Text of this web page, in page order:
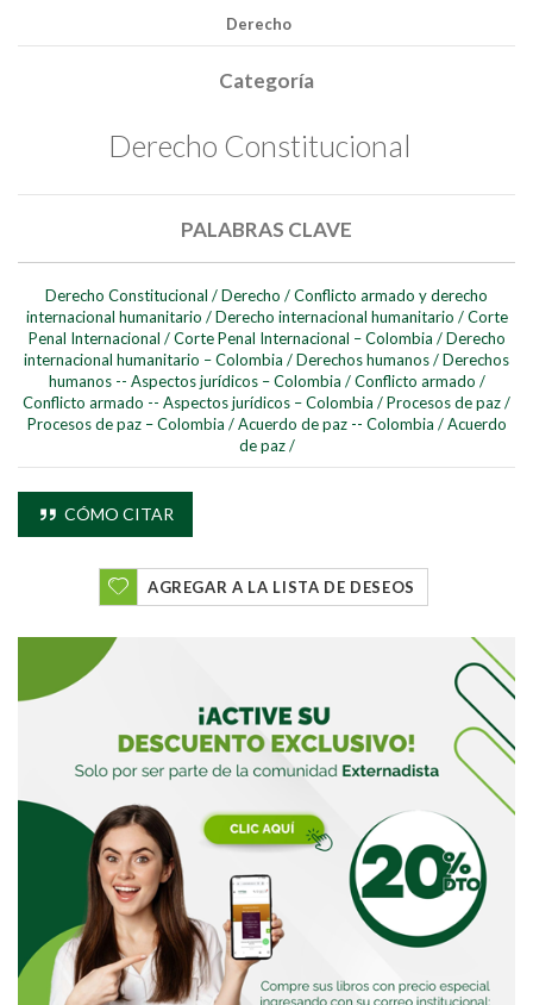
Buscar
Derecho
Categoría
Derecho Constitucional
PALABRAS CLAVE
Derecho Constitucional /Derecho /Conflicto armado y derecho
internacional humanitario / Derecho internacional humanitario / Corte
Penal Internacional / Corte Penal Internacional – Colombia / Derecho
internacional humanitario – Colombia /Derechos humanos/Derechos
humanos -- Aspectos jurídicos – Colombia / Conflicto armado /
Conflicto armado -- Aspectos jurídicos – Colombia /Procesos de paz/
Procesos de paz – Colombia / Acuerdo de paz -- Colombia / Acuerdo
de paz /
CÓMO CITAR
AGREGAR A LA LISTA DE DESEOS